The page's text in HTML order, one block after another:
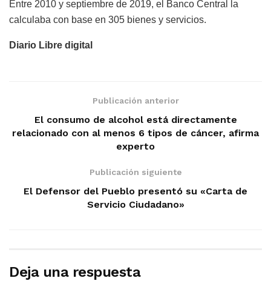
Entre 2010 y septiembre de 2019, el Banco Central la
calculaba con base en 305 bienes y servicios.
Diario Libre digital
Publicación anterior
El consumo de alcohol está directamente
relacionado con al menos 6 tipos de cáncer, afirma
experto
Publicación siguiente
El Defensor del Pueblo presentó su «Carta de
Servicio Ciudadano»
Deja una respuesta